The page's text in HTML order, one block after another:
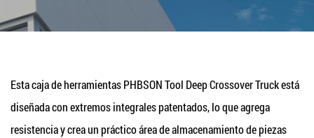
Esta caja de herramientas PHBSON Tool Deep Crossover Truck está
diseñada con extremos integrales patentados, lo que agrega
resistencia y crea un práctico área de almacenamiento de piezas